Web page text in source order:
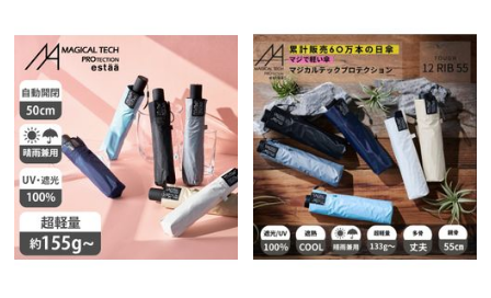
カテゴリー
ブランド
傘機能
手袋・アームカバー